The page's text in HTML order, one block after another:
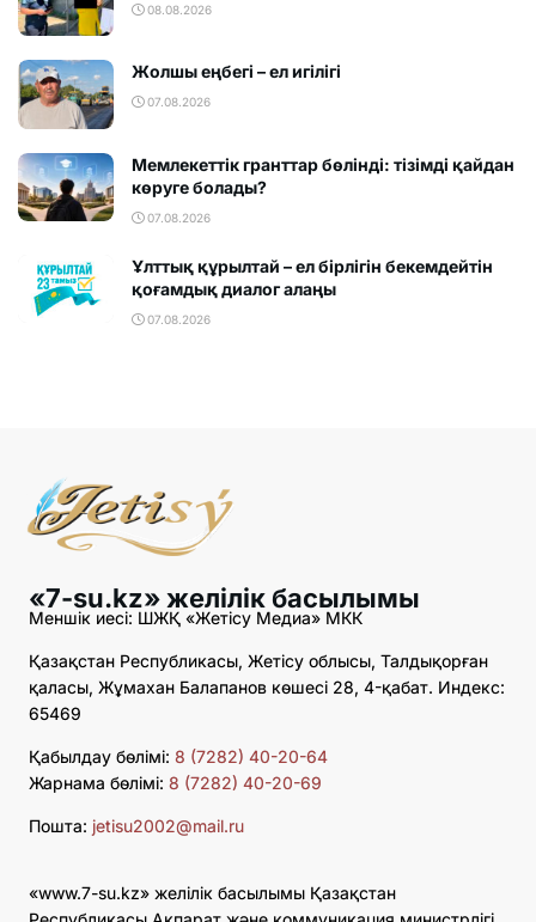
08.08.2026
Жолшы еңбегі – ел игілігі
07.08.2026
Мемлекеттік гранттар бөлінді: тізімді қайдан
көруге болады?
07.08.2026
Ұлттық құрылтай – ел бірлігін бекемдейтін
қоғамдық диалог алаңы
07.08.2026
«7-su.kz» желілік басылымы
Меншік иесі: ШЖҚ «Жетісу Медиа» МКК
Қазақстан Республикасы, Жетісу облысы, Талдықорған
қаласы, Жұмахан Балапанов көшесі 28, 4-қабат. Индекс:
65469
Қабылдау бөлімі: 8 (7282) 40-20-64
Жарнама бөлімі: 8 (7282) 40-20-69
Пошта: jetisu2002@mail.ru
«www.7-su.kz» желілік басылымы Қазақстан